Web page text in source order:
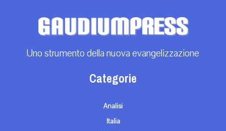
Uno strumento della nuova evangelizzazione
Categorie
Analisi
Italia